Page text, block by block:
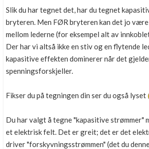
Slik du har tegnet det, har du tegnet
bryteren. Men FØR bryteren kan det jo være
mellom lederne (for eksempel alt av
Der har vi altså ikke en stiv og en flytende
kapasitive effekten dominerer når det
spenningsforskjeller.
Fikser du på tegningen din ser du også lyset
Du har valgt å tegne "kapasitive strømmer"
et elektrisk felt. Det er greit; det er det
driver "forskyvningsstrømmen" (det du